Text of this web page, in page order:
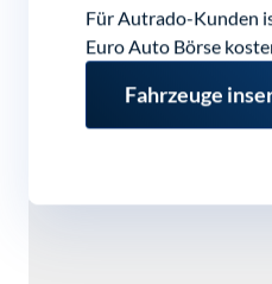
Für Autrado-Kunden
Euro Auto Börse
Fahrzeuge